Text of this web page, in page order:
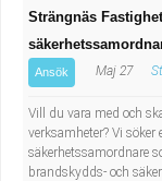
Strängnäs
Ansök Maj 27
Vill du vara med och
verksamheter? Vi
säkerhetssamordnare
brandskydds- och